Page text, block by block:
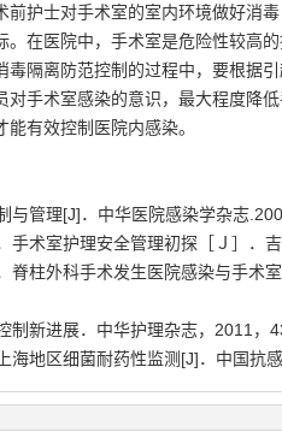
前护士对手术室的室内环境做好消
。在医院中，手术室是危险性较高
毒隔离防范控制的过程中，要根据
对手术室感染的意识，最大程度降
有效控制医院内感染。
与管理[J]．中华医院感染学杂志
手术室护理安全管理初探［Ｊ］．
脊柱外科手术发生医院感染与手术
制新进展．中华护理杂志，2011，
海地区细菌耐药性监测[J]．中国